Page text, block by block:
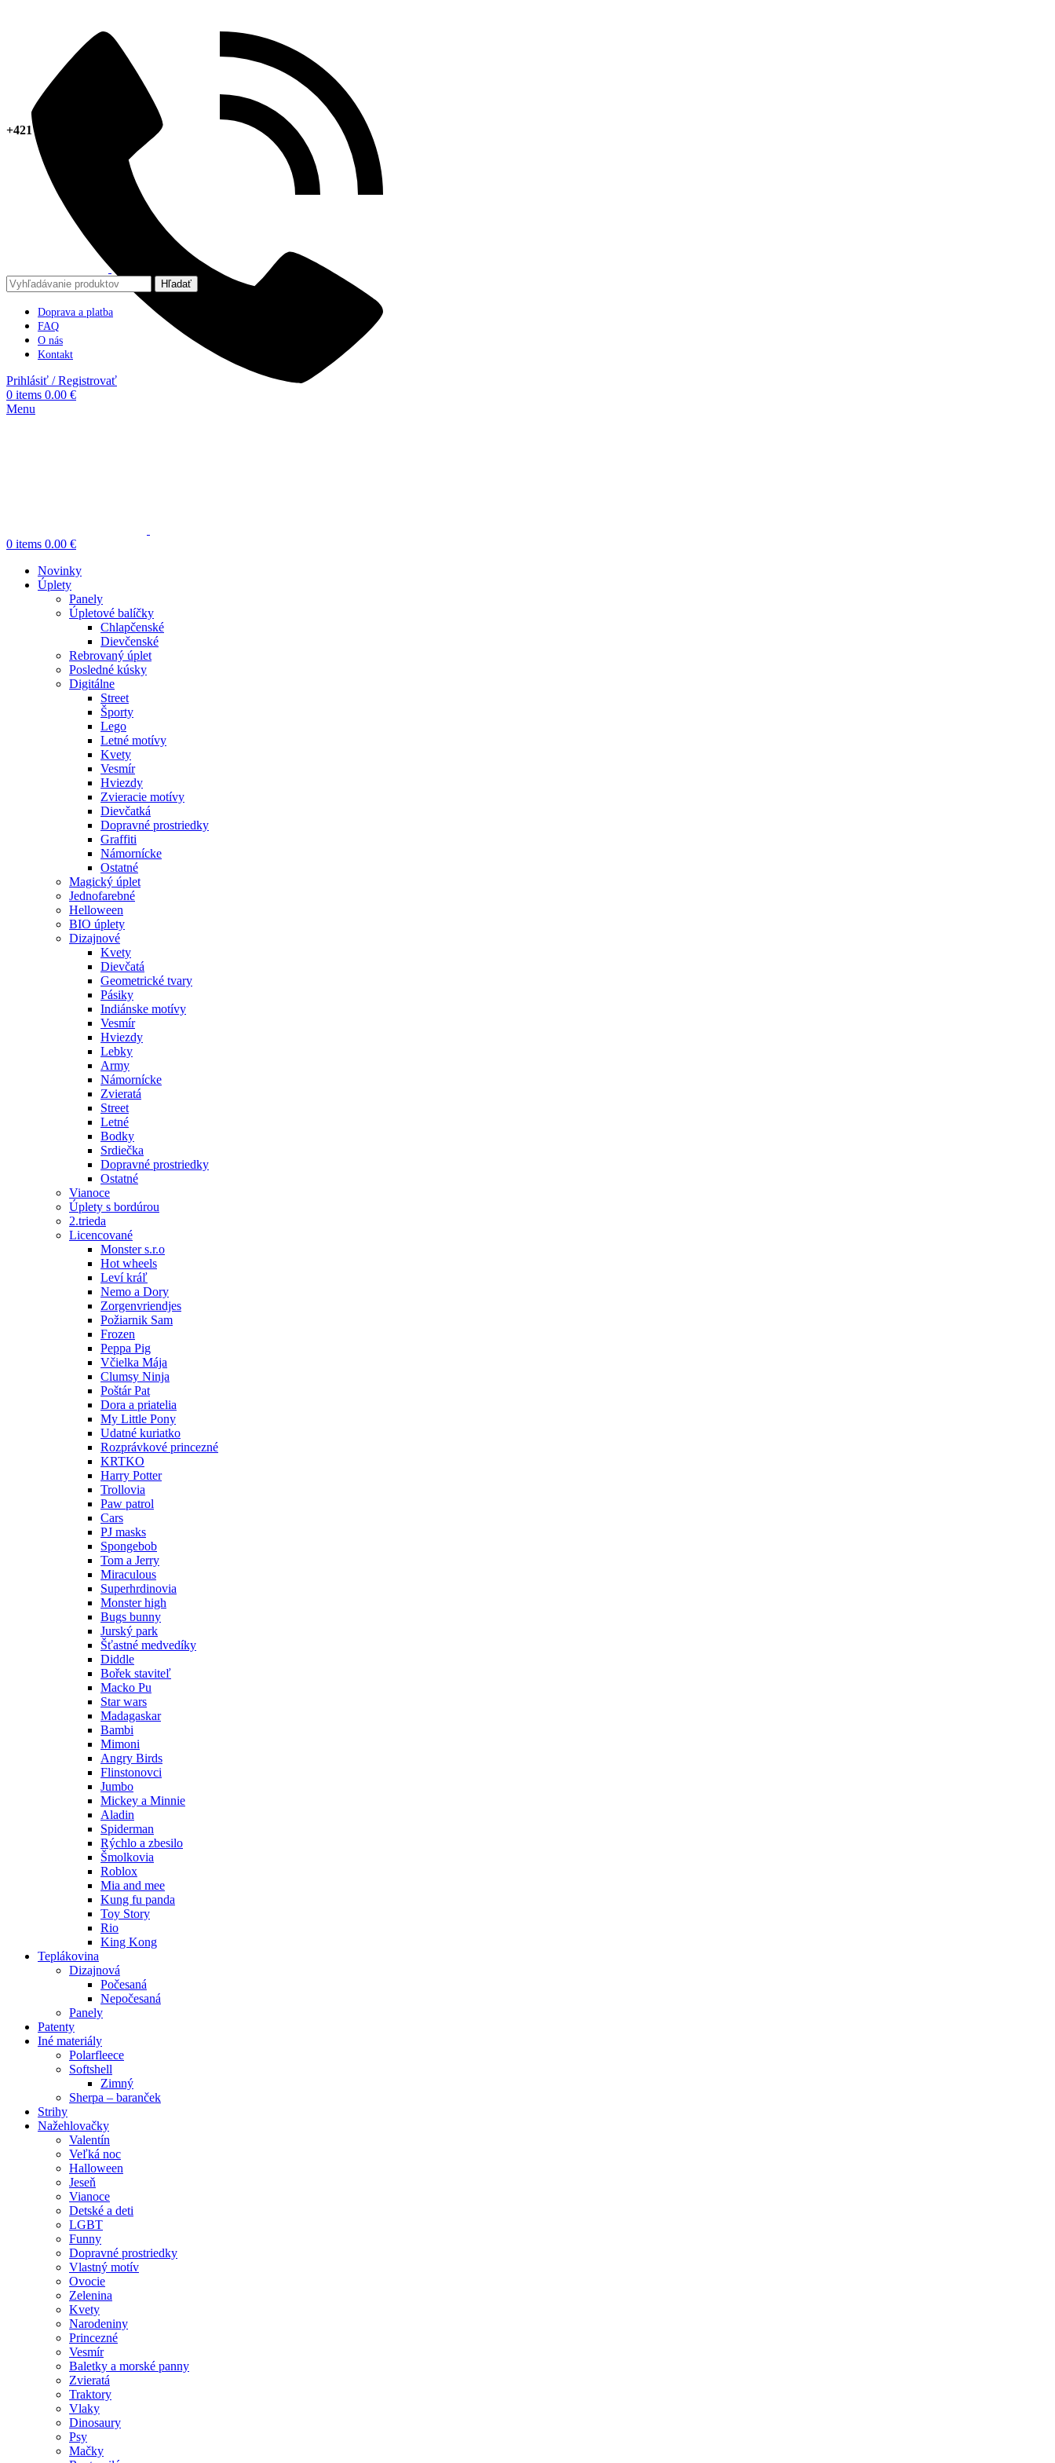
+421 918 378 267
Hľadať
Doprava a platba
FAQ
O nás
Kontakt
Prihlásiť / Registrovať
0 items 0.00 €
Menu
0 items 0.00 €
Novinky
Úplety
Panely
Úpletové balíčky
Chlapčenské
Dievčenské
Rebrovaný úplet
Posledné kúsky
Digitálne
Street
Športy
Lego
Letné motívy
Kvety
Vesmír
Hviezdy
Zvieracie motívy
Dievčatká
Dopravné prostriedky
Graffiti
Námornícke
Ostatné
Magický úplet
Jednofarebné
Helloween
BIO úplety
Dizajnové
Kvety
Dievčatá
Geometrické tvary
Pásiky
Indiánske motívy
Vesmír
Hviezdy
Lebky
Army
Námornícke
Zvieratá
Street
Letné
Bodky
Srdiečka
Dopravné prostriedky
Ostatné
Vianoce
Úplety s bordúrou
2.trieda
Licencované
Monster s.r.o
Hot wheels
Leví kráľ
Nemo a Dory
Zorgenvriendjes
Požiarnik Sam
Frozen
Peppa Pig
Včielka Mája
Clumsy Ninja
Poštár Pat
Dora a priatelia
My Little Pony
Udatné kuriatko
Rozprávkové princezné
KRTKO
Harry Potter
Trollovia
Paw patrol
Cars
PJ masks
Spongebob
Tom a Jerry
Miraculous
Superhrdinovia
Monster high
Bugs bunny
Jurský park
Šťastné medvedíky
Diddle
Bořek staviteľ
Macko Pu
Star wars
Madagaskar
Bambi
Mimoni
Angry Birds
Flinstonovci
Jumbo
Mickey a Minnie
Aladin
Spiderman
Rýchlo a zbesilo
Šmolkovia
Roblox
Mia and mee
Kung fu panda
Toy Story
Rio
King Kong
Teplákovina
Dizajnová
Počesaná
Nepočesaná
Panely
Patenty
Iné materiály
Polarfleece
Softshell
Zimný
Sherpa – baranček
Strihy
Nažehlovačky
Valentín
Veľká noc
Halloween
Jeseň
Vianoce
Detské a deti
LGBT
Funny
Dopravné prostriedky
Vlastný motív
Ovocie
Zelenina
Kvety
Narodeniny
Princezné
Vesmír
Baletky a morské panny
Zvieratá
Traktory
Vlaky
Dinosaury
Psy
Mačky